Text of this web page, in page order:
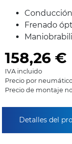
Frenado
158,26 €
IVA incluido
Precio por
Precio de montaje
Detalles del